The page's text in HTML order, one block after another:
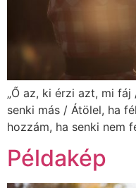
„Ő az, ki érzi azt, mi
senki más / Átölel, ha
hozzám, ha senki nem
Példakép